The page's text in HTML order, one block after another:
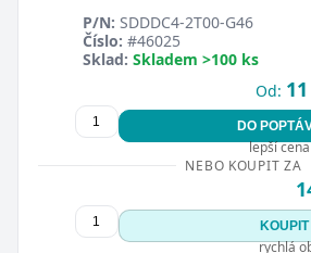
P/N: SDDDC4-2T00-G46
Číslo: #46025
Sklad: Skladem >100 ks
Od:
DO
lepší
NEBO KOUPIT ZA
KOUPIT
rychlá